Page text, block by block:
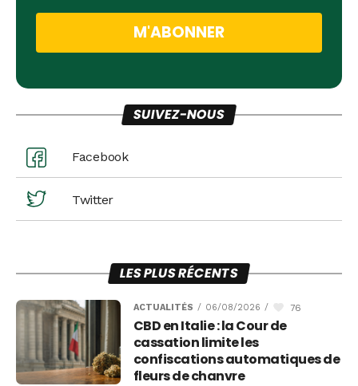
SUIVEZ-NOUS
Facebook
Twitter
LES PLUS RÉCENTS
ACTUALITÉS / 06/08/2026 / 76
CBD en Italie : la Cour de
cassation limite les
confiscations automatiques de
fleurs de chanvre